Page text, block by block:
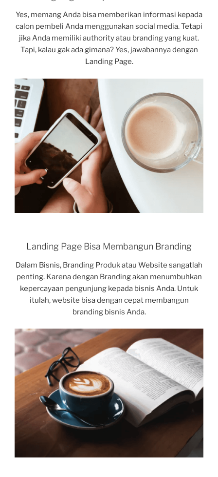
Yes, memang Anda bisa memberikan informasi kepada
calon pembeli Anda menggunakan social media. Tetapi
jika Anda memiliki authority atau branding yang kuat.
Tapi, kalau gak ada gimana? Yes, jawabannya dengan
Landing Page.
Landing Page Bisa Membangun Branding
Dalam Bisnis, Branding Produk atau Website sangatlah
penting. Karena dengan Branding akan menumbuhkan
kepercayaan pengunjung kepada bisnis Anda. Untuk
itulah, website bisa dengan cepat membangun
branding bisnis Anda.